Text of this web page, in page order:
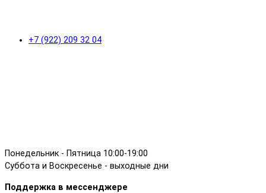
+7 (922) 209 32 04
Понедельник - Пятница 10:00-19:00
Суббота и Воскресенье - выходные дни
Поддержка в мессенджере